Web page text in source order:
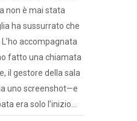
non è mai stata
ha sussurrato che
accompagnata
fatto una chiamata
il gestore della sala
uno screenshot—e
era solo l’inizio…